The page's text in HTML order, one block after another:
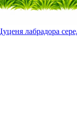
лабрадора